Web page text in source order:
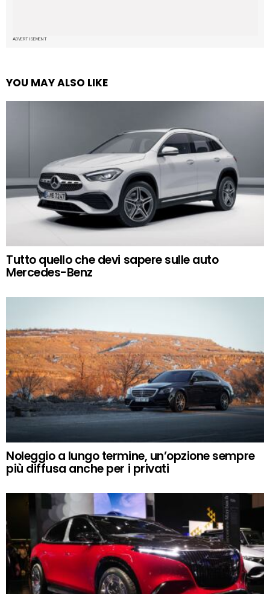
ADVERTISEMENT
YOU MAY ALSO LIKE
Tutto quello che devi sapere sulle auto
Mercedes-Benz
Noleggio a lungo termine, un’opzione sempre
più diffusa anche per i privati